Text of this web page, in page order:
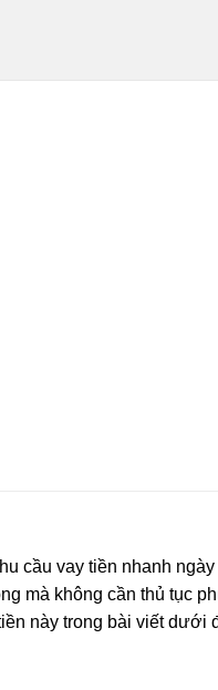
cầu vay tiền nhanh
mà không cần thủ tục
này trong bài viết dưới